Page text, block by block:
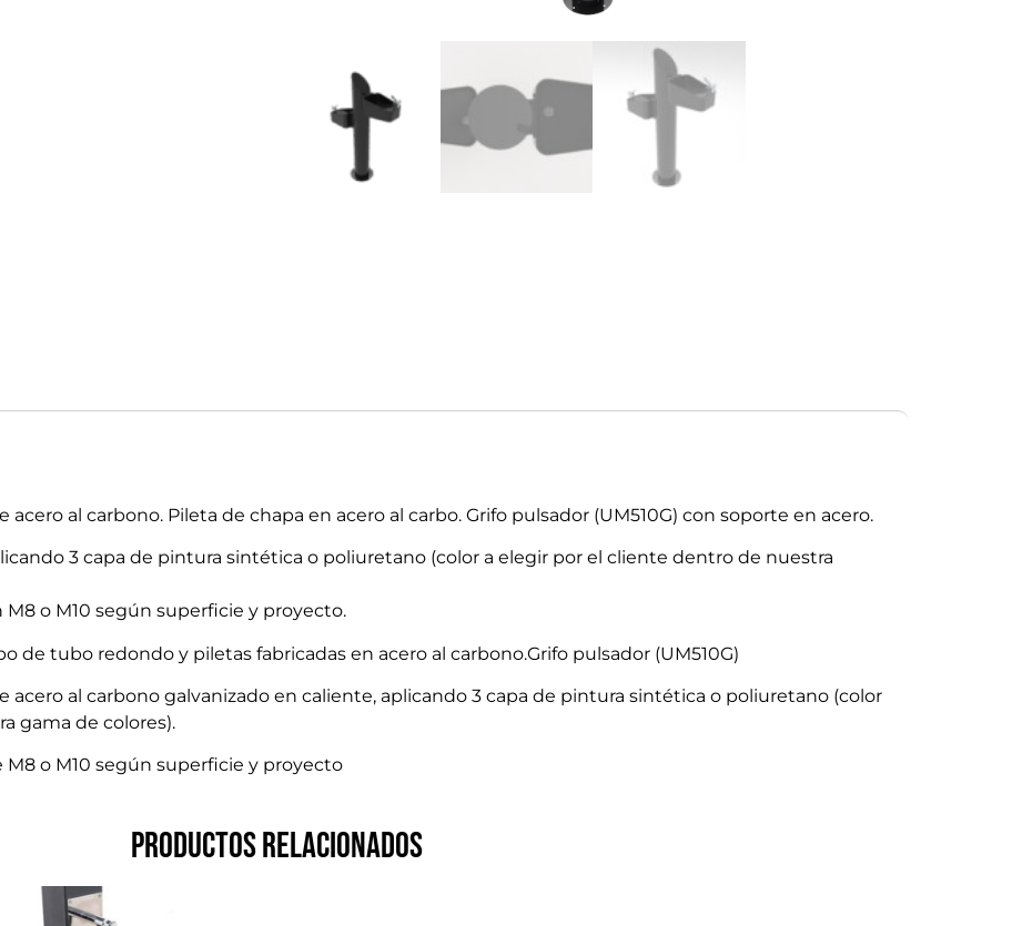
al carbono. Pileta de chapa en acero al carbo. Grifo pulsador (UM510G) con soporte en acero.
3 capa de pintura sintética o poliuretano (color a elegir por el cliente dentro de nuestra
o M10 según superficie y proyecto.
de tubo redondo y piletas fabricadas en acero al carbono.Grifo pulsador (UM510G)
acero al carbono galvanizado en caliente, aplicando 3 capa de pintura sintética o poliuretano (color
gama de colores).
o M10 según superficie y proyecto
Productos relacionados